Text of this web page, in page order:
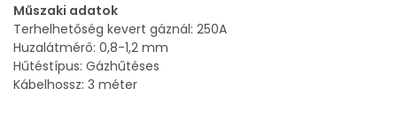
Műszaki adatok
Terhelhetőség kevert gáznál: 250A
Huzalátmérő: 0,8-1,2 mm
Hűtéstípus: Gázhűtéses
Kábelhossz: 3 méter